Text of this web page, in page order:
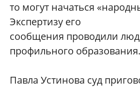
то могут начаться
Экспертизу его
сообщения проводили
профильного образования.
Павла Устинова суд